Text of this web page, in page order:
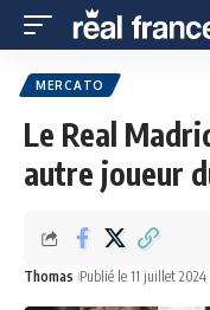
MERCATO
Le Real
autre joueur
Thomas Publié le 11 juillet 2024